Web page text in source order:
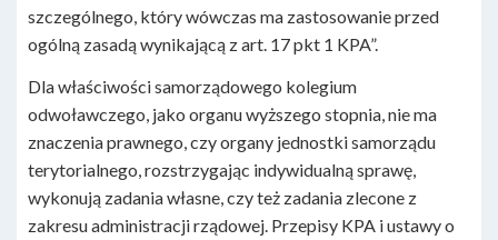
szczególnego, który wówczas ma zastosowanie przed
ogólną zasadą wynikającą z art. 17 pkt 1 KPA”.
Dla właściwości samorządowego kolegium
odwoławczego, jako organu wyższego stopnia, nie ma
znaczenia prawnego, czy organy jednostki samorządu
terytorialnego, rozstrzygając indywidualną sprawę,
wykonują zadania własne, czy też zadania zlecone z
zakresu administracji rządowej. Przepisy KPA i ustawy o